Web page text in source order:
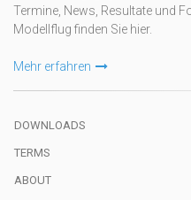
Termine, News, Resultate und
Modellflug finden Sie hier.
Mehr erfahren
DOWNLOADS
TERMS
ABOUT